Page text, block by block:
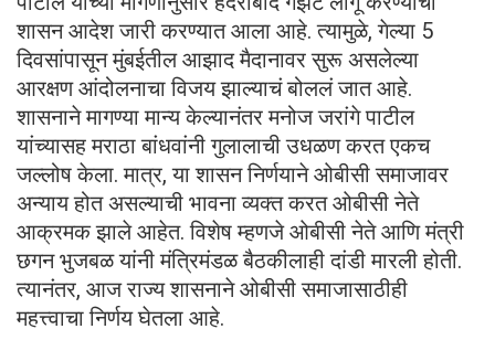
शासन आदेश जारी करण्यात आला आहे. त्यामुळे, गेल्या 5
दिवसांपासून मुंबईतील आझाद मैदानावर सुरू असलेल्या
आरक्षण आंदोलनाचा विजय झाल्याचं बोललं जात आहे.
शासनाने मागण्या मान्य केल्यानंतर मनोज जरांगे पाटील
यांच्यासह मराठा बांधवांनी गुलालाची उधळण करत एकच
जल्लोष केला. मात्र, या शासन निर्णयाने ओबीसी समाजावर
अन्याय होत असल्याची भावना व्यक्त करत ओबीसी नेते
आक्रमक झाले आहेत. विशेष म्हणजे ओबीसी नेते आणि मंत्री
छगन भुजबळ यांनी मंत्रिमंडळ बैठकीलाही दांडी मारली होती.
त्यानंतर, आज राज्य शासनाने ओबीसी समाजासाठीही
महत्त्वाचा निर्णय घेतला आहे.